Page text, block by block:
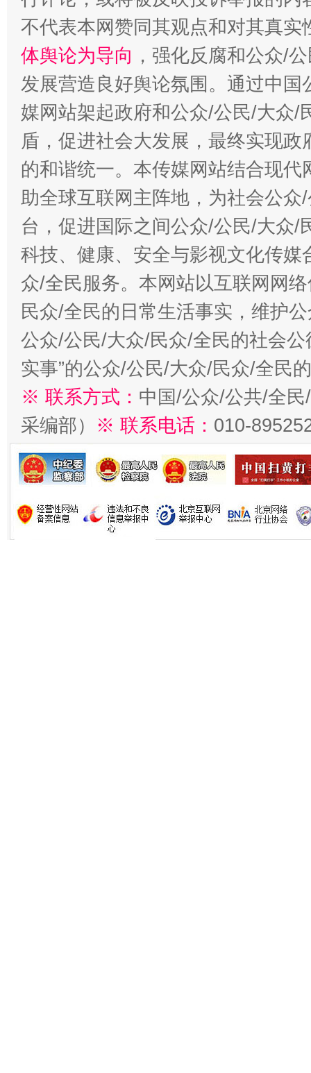
招工难、用工荒背后
不代表本网赞同其观点和对其真实
体舆论为导向 ，强化反腐和公众/
发展营造良好舆论氛围。通过中
媒网站架起政府和公众/公民/大众/
盾，促进社会大发展，最终实现
的和谐统一。本传媒网站结合现
助全球互联网主阵地，为社会公
台，促进国际之间公众/公民/大众/
科技、健康、安全与影视文化传
众/全民服务。本网站以互联网网
民众/全民的日常生活事实，维护
公众/公民/大众/民众/全民的社会公
实事”的公众/公民/大众/民众/全民
※ 联系方式： 中国/公众/公共/全
采编部） ※ 联系电话： 010-